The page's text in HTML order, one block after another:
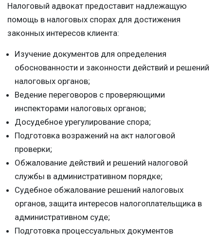
Налоговый адвокат предоставит надлежащую
помощь в налоговых спорах для достижения
законных интересов клиента:
Изучение документов для определения
обоснованности и законности действий и решений
налоговых органов;
Ведение переговоров с проверяющими
инспекторами налоговых органов;
Досудебное урегулирование спора;
Подготовка возражений на акт налоговой
проверки;
Обжалование действий и решений налоговой
службы в административном порядке;
Судебное обжалование решений налоговых
органов, защита интересов налогоплательщика в
административном суде;
Подготовка процессуальных документов